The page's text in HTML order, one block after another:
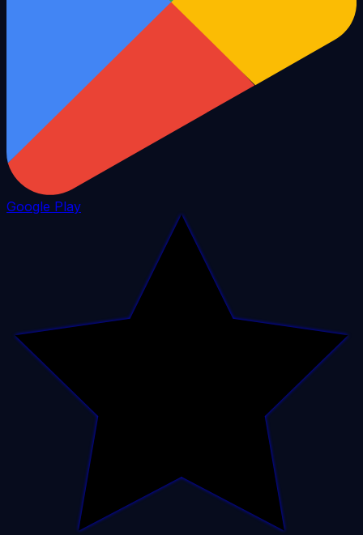
Google Play